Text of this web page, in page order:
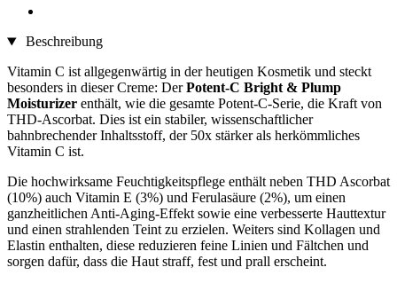
Beschreibung
Vitamin C ist allgegenwärtig in der heutigen Kosmetik und steckt
besonders in dieser Creme: DerPotent-C Bright & Plump
Moisturizer enthält, wie die gesamte Potent-C-Serie, die Kraft von
THD-Ascorbat. Dies ist ein stabiler, wissenschaftlicher
bahnbrechender Inhaltsstoff, der 50x stärker als herkömmliches
Vitamin C ist.
Die hochwirksame Feuchtigkeitspflege enthält neben THD Ascorbat
(10%) auch Vitamin E (3%) und Ferulasäure (2%), um einen
ganzheitlichen Anti-Aging-Effekt sowie eine verbesserte Hauttextur
und einen strahlenden Teint zu erzielen. Weiters sind Kollagen und
Elastin enthalten, diese reduzieren feine Linien und Fältchen und
sorgen dafür, dass die Haut straff, fest und prall erscheint.